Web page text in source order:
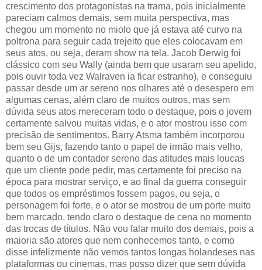
crescimento dos protagonistas na trama, pois inicialmente
pareciam calmos demais, sem muita perspectiva, mas
chegou um momento no miolo que já estava até curvo na
poltrona para seguir cada trejeito que eles colocavam em
seus atos, ou seja, deram show na tela. Jacob Derwig foi
clássico com seu Wally (ainda bem que usaram seu apelido,
pois ouvir toda vez Walraven ia ficar estranho), e conseguiu
passar desde um ar sereno nos olhares até o desespero em
algumas cenas, além claro de muitos outros, mas sem
dúvida seus atos mereceram todo o destaque, pois o jovem
certamente salvou muitas vidas, e o ator mostrou isso com
precisão de sentimentos. Barry Atsma também incorporou
bem seu Gijs, fazendo tanto o papel de irmão mais velho,
quanto o de um contador sereno das atitudes mais loucas
que um cliente pode pedir, mas certamente foi preciso na
época para mostrar serviço, e ao final da guerra conseguir
que todos os empréstimos fossem pagos, ou seja, o
personagem foi forte, e o ator se mostrou de um porte muito
bem marcado, tendo claro o destaque de cena no momento
das trocas de títulos. Não vou falar muito dos demais, pois a
maioria são atores que nem conhecemos tanto, e como
disse infelizmente não vemos tantos longas holandeses nas
plataformas ou cinemas, mas posso dizer que sem dúvida